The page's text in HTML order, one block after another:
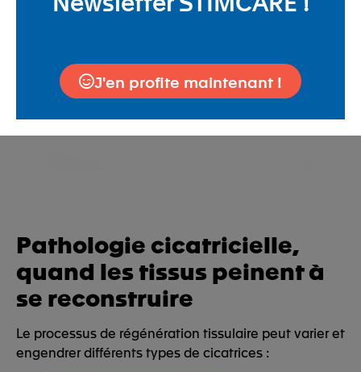
Pathologie cicatricielle,
quand les tissus peinent à
se reconstruire
Le processus de régénération tissulaire peut varier et
engendrer différents types de cicatrices :
J'en profite maintenant !